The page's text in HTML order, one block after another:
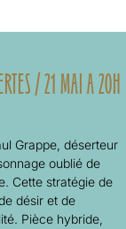
/ 21 MAI A 20H
Grappe, déserteur
oublié de
Cette stratégie de
désir et de
Pièce hybride,